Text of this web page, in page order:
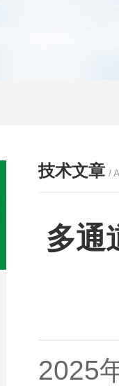
技术文章 /
多通
2025